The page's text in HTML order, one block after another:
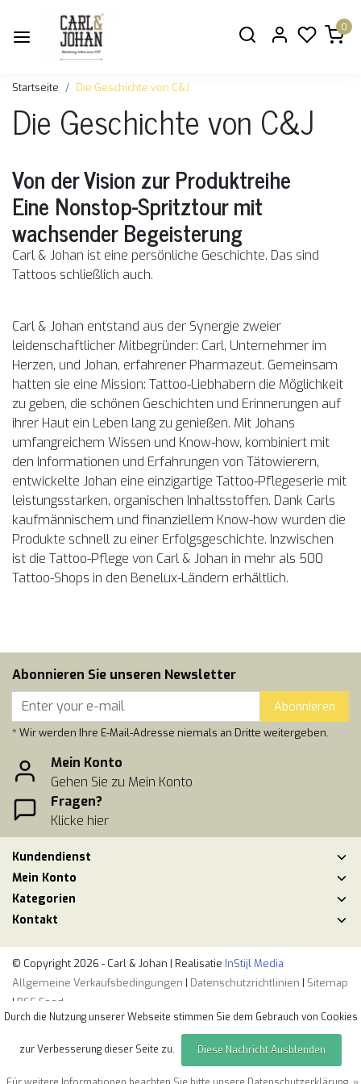
0
Startseite Die Geschichte von C&J
Die Geschichte von C&J
Von der Vision zur Produktreihe
Eine Nonstop-Spritztour mit
wachsender Begeisterung
Carl & Johan ist eine persönliche Geschichte. Das sind
Tattoos schließlich auch.
Carl & Johan entstand aus der Synergie zweier
leidenschaftlicher Mitbegründer: Carl, Unternehmer im
Herzen, und Johan, erfahrener Pharmazeut. Gemeinsam
hatten sie eine Mission: Tattoo-Liebhabern die Möglichkeit
zu geben, die schönen Geschichten und Erinnerungen auf
ihrer Haut ein Leben lang zu genießen. Mit Johans
umfangreichem Wissen und Know-how, kombiniert mit
den Informationen und Erfahrungen von Tätowierern,
entwickelte Johan eine einzigartige Tattoo-Pflegeserie mit
leistungsstarken, organischen Inhaltsstoffen. Dank Carls
kaufmännischem und finanziellem Know-how wurden die
Produkte schnell zu einer Erfolgsgeschichte. Inzwischen
ist die Tattoo-Pflege von Carl & Johan in mehr als 500
Tattoo-Shops in den Benelux-Ländern erhältlich.
Abonnieren Sie unseren Newsletter
Abonnieren
* Wir werden Ihre E-Mail-Adresse niemals an Dritte weitergeben.
Mein Konto
Gehen Sie zu Mein Konto
Fragen?
Klicke hier
Kundendienst
Mein Konto
Kategorien
Kontakt
© Copyright 2026 - Carl & Johan | Realisatie InStijl Media
Allgemeine Verkaufsbedingungen | Datenschutzrichtlinien | Sitemap
| RSS Feed
Durch die Nutzung unserer Webseite stimmen Sie dem Gebrauch von Cookies
zur Verbesserung dieser Seite zu. Diese Nachricht Ausblenden